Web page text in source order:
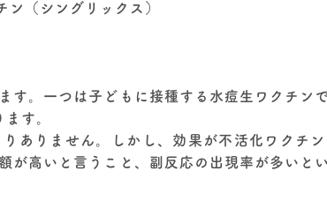
ン（シングリックス）
す。一つは子どもに接種する水痘生ワクチン
す。
ありません。しかし、効果が不活化ワクチ
が高いと言うこと、副反応の出現率が多いと